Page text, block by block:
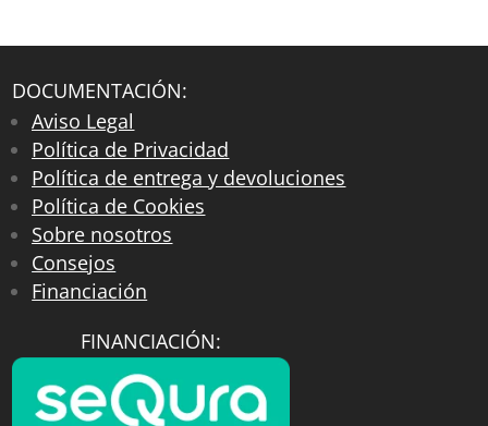
DOCUMENTACIÓN:
Aviso Legal
Política de Privacidad
Política de entrega y devoluciones
Política de Cookies
Sobre nosotros
Consejos
Financiación
FINANCIACIÓN: